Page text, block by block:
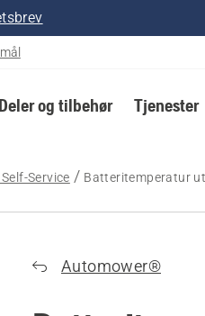
Deler og tilbehør Tjenester
Service Batteritemperatur
Automower®